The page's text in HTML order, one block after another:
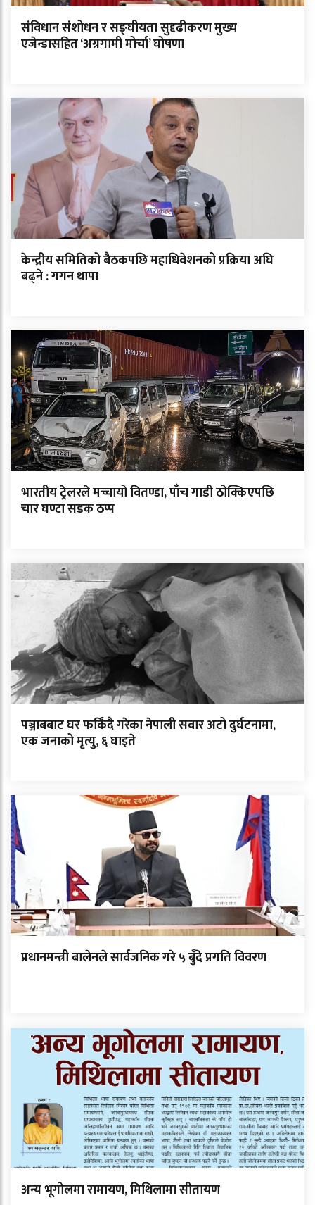
संविधान संशोधन र सङ्घीयता सुदृढीकरण मुख्य
एजेन्डासहित ‘अग्रगामी मोर्चा’ घोषणा
केन्द्रीय समितिको बैठकपछि महाधिवेशनको प्रक्रिया अघि
बढ्ने : गगन थापा
भारतीय ट्रेलरले मच्चायो वितण्डा, पाँच गाडी ठोक्किएपछि
चार घण्टा सडक ठप्प
पञ्जाबबाट घर फर्किंदै गरेका नेपाली सवार अटो दुर्घटनामा,
एक जनाको मृत्यु, ६ घाइते
प्रधानमन्त्री बालेनले सार्वजनिक गरे ५ बुँदे प्रगति विवरण
अन्य भूगोलमा रामायण, मिथिलामा सीतायण